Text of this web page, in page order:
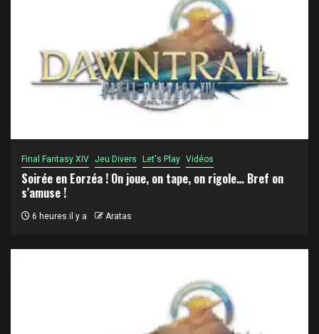
Final Fantasy XIV Jeu Divers Let's Play Vidéos
Soirée en Eorzéa ! On joue, on tape, on rigole… Bref on
s’amuse !
6 heures il y a Aratas